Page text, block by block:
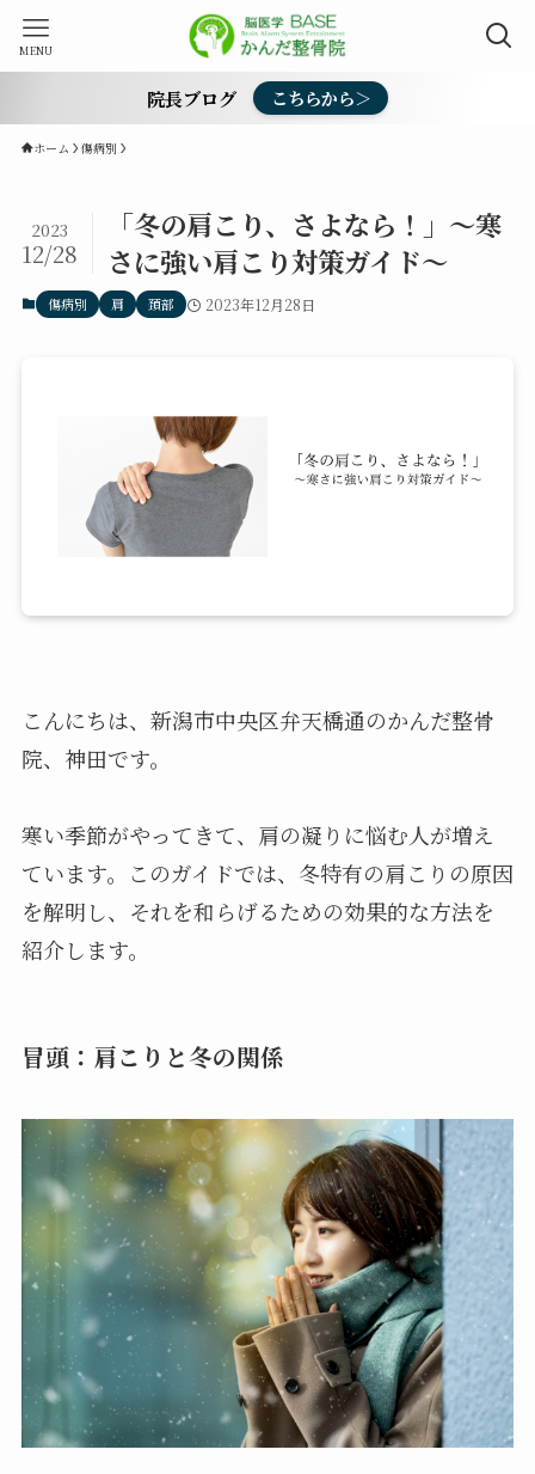
MENU
院長ブログ こちらから＞
ホーム 傷病別
「冬の肩こり、さよなら！」〜寒
さに強い肩こり対策ガイド〜
2023
12/28
傷病別 肩 頚部 2023年12月28日
こんにちは、新潟市中央区弁天橋通のかんだ整骨
院、神田です。
寒い季節がやってきて、肩の凝りに悩む人が増え
ています。このガイドでは、冬特有の肩こりの原因
を解明し、それを和らげるための効果的な方法を
紹介します。
冒頭：肩こりと冬の関係